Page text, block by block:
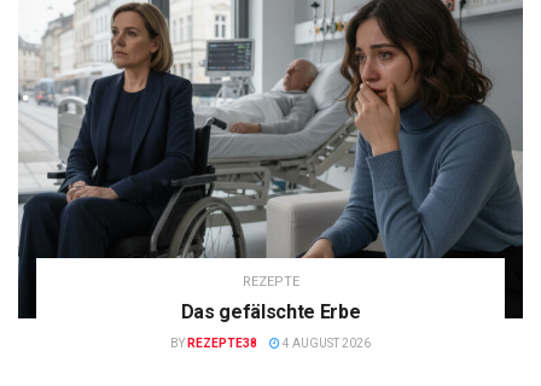
REZEPTE
Das gefälschte Erbe
BY REZEPTE38 4 AUGUST 2026